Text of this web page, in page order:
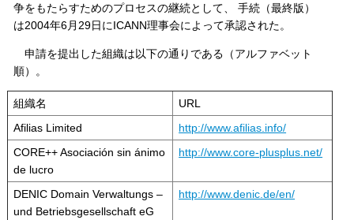
争をもたらすためのプロセスの継続として、 手続（最終版）
は2004年6月29日にICANN理事会によって承認された。
申請を提出した組織は以下の通りである（アルファベット
順）。
組織名
URL
Afilias Limited
http://www.afilias.info/
CORE++ Asociación sin ánimo
de lucro
http://www.core-plusplus.net/
DENIC Domain Verwaltungs –
und Betriebsgesellschaft eG
http://www.denic.de/en/